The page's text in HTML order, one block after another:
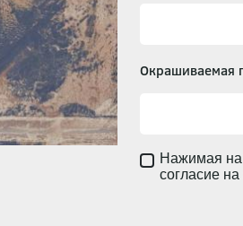
Окрашиваемая
Нажимая на
согласие